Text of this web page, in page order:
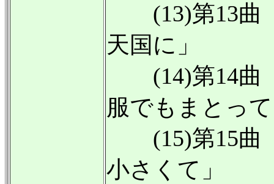
(13)第13曲
天国に」
(14)第14曲
服でもまとっ
(15)第15曲
小さくて」